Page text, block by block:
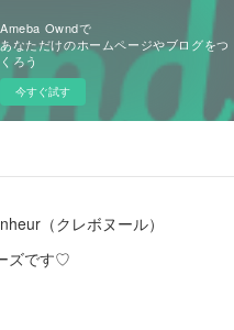
Ameba Owndで
あなただけのホームページやブログをつ
くろう
今すぐ試す
（クレボヌール）
ズです♡